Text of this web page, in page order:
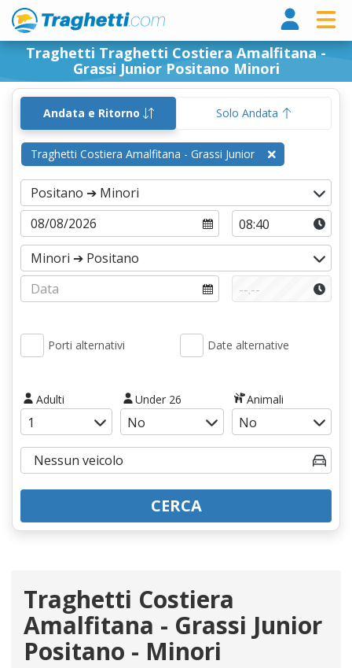
Traghetti Traghetti Costiera Amalfitana -
Grassi Junior Positano Minori
Andata e Ritorno Solo Andata
Traghetti Costiera Amalfitana - Grassi Junior
Porti alternativi Date alternative
Adulti Under 26 Animali
CERCA
Traghetti Costiera
Amalfitana - Grassi Junior
Positano - Minori